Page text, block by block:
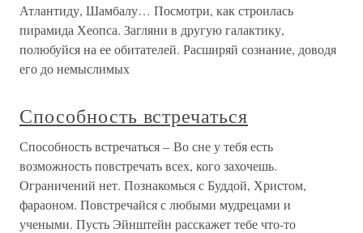
Атлантиду, Шамбалу… Посмотри, как строилась
пирамида Хеопса. Загляни в другую галактику,
полюбуйся на ее обитателей. Расширяй сознание, доводя
его до немыслимых
Способность встречаться
Способность встречаться – Во сне у тебя есть
возможность повстречать всех, кого захочешь.
Ограничений нет. Познакомься с Буддой, Христом,
фараоном. Повстречайся с любыми мудрецами и
учеными. Пусть Эйнштейн расскажет тебе что-то